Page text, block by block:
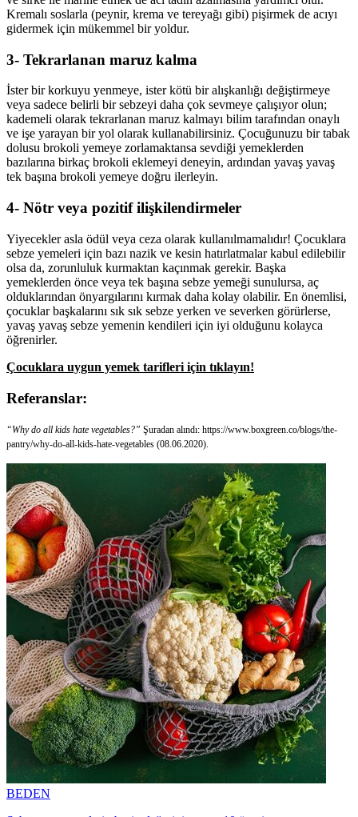
Kremalı soslarla (peynir, krema ve tereyağı gibi) pişirmek de acıyı
gidermek için mükemmel bir yoldur.
3- Tekrarlanan maruz kalma
İster bir korkuyu yenmeye, ister kötü bir alışkanlığı değiştirmeye
veya sadece belirli bir sebzeyi daha çok sevmeye çalışıyor olun;
kademeli olarak tekrarlanan maruz kalmayı bilim tarafından onaylı
ve işe yarayan bir yol olarak kullanabilirsiniz. Çocuğunuzu bir tabak
dolusu brokoli yemeye zorlamaktansa sevdiği yemeklerden
bazılarına birkaç brokoli eklemeyi deneyin, ardından yavaş yavaş
tek başına brokoli yemeye doğru ilerleyin.
4- Nötr veya pozitif ilişkilendirmeler
Yiyecekler asla ödül veya ceza olarak kullanılmamalıdır! Çocuklara
sebze yemeleri için bazı nazik ve kesin hatırlatmalar kabul edilebilir
olsa da, zorunluluk kurmaktan kaçınmak gerekir. Başka
yemeklerden önce veya tek başına sebze yemeği sunulursa, aç
olduklarından önyargılarını kırmak daha kolay olabilir. En önemlisi,
çocuklar başkalarını sık sık sebze yerken ve severken görürlerse,
yavaş yavaş sebze yemenin kendileri için iyi olduğunu kolayca
öğrenirler.
Çocuklara uygun yemek tarifleri için tıklayın!
Referanslar:
“Why do all kids hate vegetables?” Şuradan alındı: https://www.boxgreen.co/blogs/the-
pantry/why-do-all-kids-hate-vegetables (08.06.2020).
BEDEN